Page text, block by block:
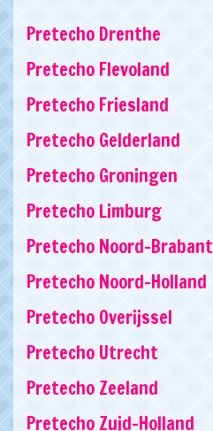
Pretecho Drenthe
Pretecho Flevoland
Pretecho Friesland
Pretecho Gelderland
Pretecho Groningen
Pretecho Limburg
Pretecho Noord-Brabant
Pretecho Noord-Holland
Pretecho Overijssel
Pretecho Utrecht
Pretecho Zeeland
Pretecho Zuid-Holland